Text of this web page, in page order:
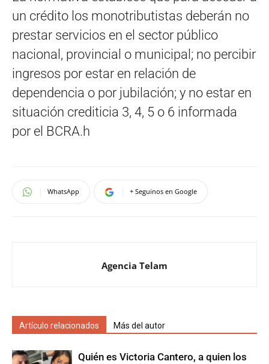
un crédito los monotributistas deberán no
prestar servicios en el sector público
nacional, provincial o municipal; no percibir
ingresos por estar en relación de
dependencia o por jubilación; y no estar en
situación crediticia 3, 4, 5 o 6 informada
por el BCRA.h
WhatsApp + Seguinos en Google
Agencia Telam
Artículo relacionados Más del autor
Quién es Victoria Cantero, a quien los